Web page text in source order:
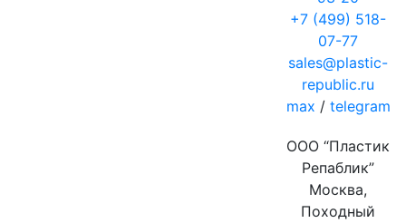
+7 (499) 518-
07-77
sales@plastic-
republic.ru
max / telegram
ООО “Пластик
Репаблик”
Москва,
Походный